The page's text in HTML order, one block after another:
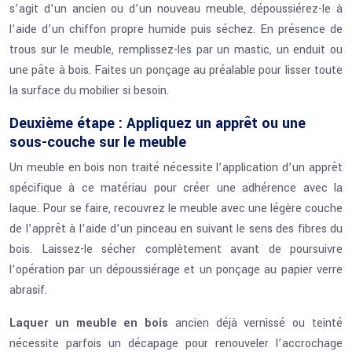
s’agit d’un ancien ou d’un nouveau meuble, dépoussiérez-le à
l’aide d’un chiffon propre humide puis séchez. En présence de
trous sur le meuble, remplissez-les par un mastic, un enduit ou
une pâte à bois. Faites un ponçage au préalable pour lisser toute
la surface du mobilier si besoin.
Deuxième étape : Appliquez un apprêt ou une
sous-couche sur le meuble
Un meuble en bois non traité nécessite l’application d’un apprêt
spécifique à ce matériau pour créer une adhérence avec la
laque. Pour se faire, recouvrez le meuble avec une légère couche
de l’apprêt à l’aide d’un pinceau en suivant le sens des fibres du
bois. Laissez-le sécher complètement avant de poursuivre
l’opération par un dépoussiérage et un ponçage au papier verre
abrasif.
Laquer un meuble en bois ancien déjà vernissé ou teinté
nécessite parfois un décapage pour renouveler l’accrochage